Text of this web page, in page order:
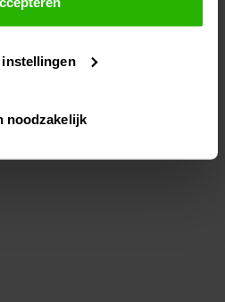
te plaatsen.
privacybeleid
je ook zelf instellen welke
instellingen
noodzakelijk